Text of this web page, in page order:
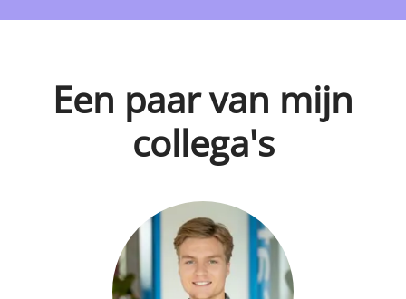
Een paar van mijn
collega's